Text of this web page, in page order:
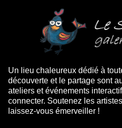
Un lieu chaleureux dédié à
découverte et le partage sont
ateliers et événements
connecter. Soutenez les
laissez-vous émerveiller !